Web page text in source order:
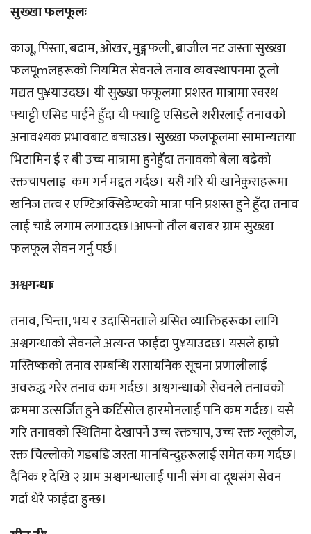
सुख्खा फलफूलः
काजू, पिस्ता, बदाम, ओखर, मुङ्गफली, ब्राजील नट जस्ता सुख्खा
फलपूmलहरूको नियमित सेवनले तनाव व्यवस्थापनमा ठूलो
मद्यत पु¥याउदछ। यी सुख्खा फफूलमा प्रशस्त मात्रामा स्वस्थ
फ्याट्टी एसिड पाईने हुँदा यी फ्याट्टि एसिडले शरीरलाई तनावको
अनावश्यक प्रभावबाट बचाउछ। सुख्खा फलफूलमा सामान्यतया
भिटामिन ई र बी उच्च मात्रामा हुनेहुँदा तनावको बेला बढेको
रक्तचापलाइ कम गर्न मद्दत गर्दछ। यसै गरि यी खानेकुराहरूमा
खनिज तत्व र एण्टिअक्सिडेण्टको मात्रा पनि प्रशस्त हुने हुँदा तनाव
लाई चाडै लगाम लगाउदछ।आफ्नो तौल बराबर ग्राम सुख्खा
फलफूल सेवन गर्नु पर्छ।
अश्वगन्धाः
तनाव, चिन्ता, भय र उदासिनताले ग्रसित व्याक्तिहरूका लागि
अश्वगन्धाको सेवनले अत्यन्त फाईदा पु¥याउदछ। यसले हाम्रो
मस्तिष्कको तनाव सम्बन्धि रासायनिक सूचना प्रणालीलाई
अवरुद्ध गरेर तनाव कम गर्दछ। अश्वगन्धाको सेवनले तनावको
क्रममा उत्सर्जित हुने कर्टिसोल हारमोनलाई पनि कम गर्दछ। यसै
गरि तनावको स्थितिमा देखापर्ने उच्च रक्तचाप, उच्च रक्त ग्लूकोज,
रक्त चिल्लोको गडबडि जस्ता मानबिन्दुहरूलाई समेत कम गर्दछ।
दैनिक १ देखि २ ग्राम अश्वगन्धालाई पानी संग वा दूधसंग सेवन
गर्दा धेरै फाईदा हुन्छ।